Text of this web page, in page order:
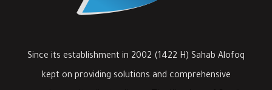
Since its establishment in 2002 (1422 H) Sahab Alofoq
kept on providing solutions and comprehensive